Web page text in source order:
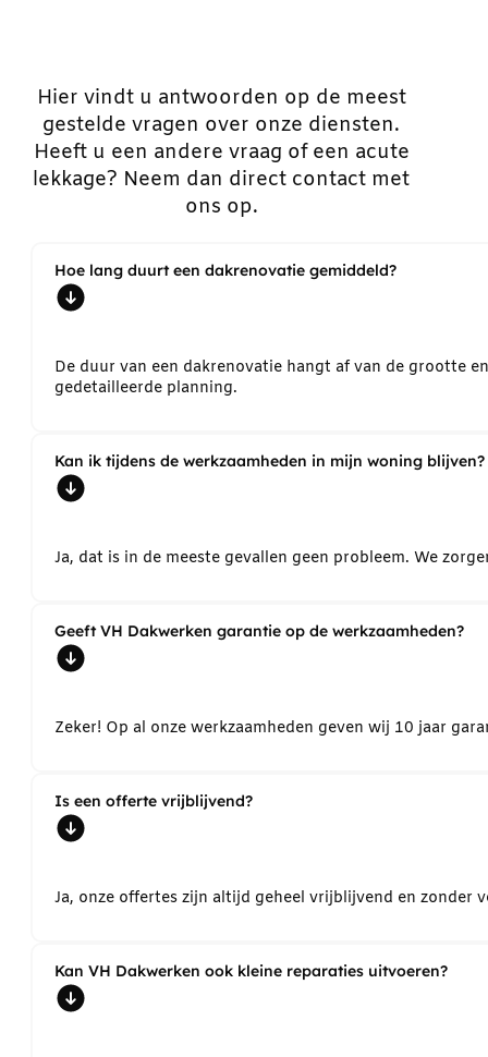
Hier vindt u antwoorden op de meest
gestelde vragen over onze diensten.
Heeft u een andere vraag of een acute
lekkage? Neem dan direct contact met
ons op.
Hoe lang duurt een dakrenovatie gemiddeld?
De duur van een dakrenovatie hangt af van de grootte
gedetailleerde planning.
Kan ik tijdens de werkzaamheden in mijn woning blijven?
Ja, dat is in de meeste gevallen geen probleem. We
Geeft VH Dakwerken garantie op de werkzaamheden?
Zeker! Op al onze werkzaamheden geven wij 10 jaar
Is een offerte vrijblijvend?
Ja, onze offertes zijn altijd geheel vrijblijvend en
Kan VH Dakwerken ook kleine reparaties uitvoeren?